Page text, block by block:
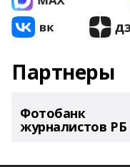
Партнеры
Фотобанк
журналистов РБ